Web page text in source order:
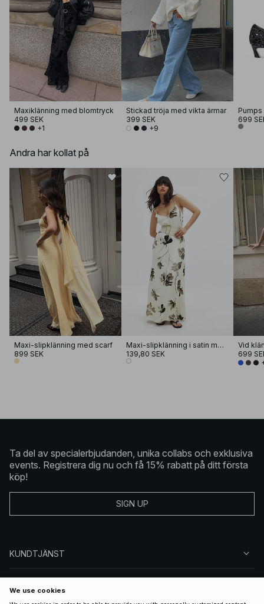
Maxiklänning med blomtryck
499 SEK
+1
Stickad tröja med vikta ärmar
399 SEK
+9
699
Andra har kollat på
Maxi-slipklänning med scarf
899 SEK
Maxi-slipklänning i satin med tryck
139,80 SEK
Vid
699
Ta del av specialerbjudanden, unika collabs och exklusiva
events. Registrera dig nu och få 15% rabatt på ditt första
köp!
SIGN UP
KUNDTJÄNST